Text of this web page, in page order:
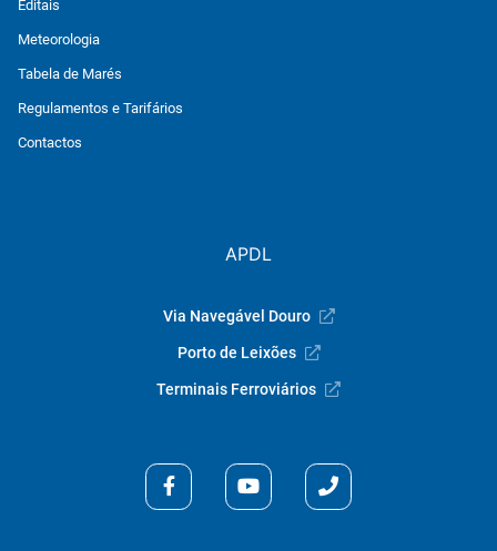
Editais
Meteorologia
Tabela de Marés
Regulamentos e Tarifários
Contactos
APDL
Via Navegável Douro
Porto de Leixões
Terminais Ferroviários